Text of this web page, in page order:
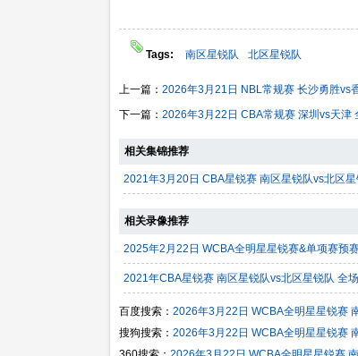
Tags: 南区星锐队 北区星锐队
上一篇： 2026年3月21日 NBL常规赛 长沙勇胜vs
下一篇： 2026年3月22日 CBA常规赛 深圳vs天津
相关集锦推荐
2021年3月20日 CBA星锐赛 南区星锐队vs北区
相关录像推荐
2025年2月22日 WCBA全明星星锐赛&单项赛预
2021年CBA星锐赛 南区星锐队vs北区星锐队 全
百度搜索： 2026年3月22日 WCBA全明星星锐赛
搜狗搜索： 2026年3月22日 WCBA全明星星锐赛